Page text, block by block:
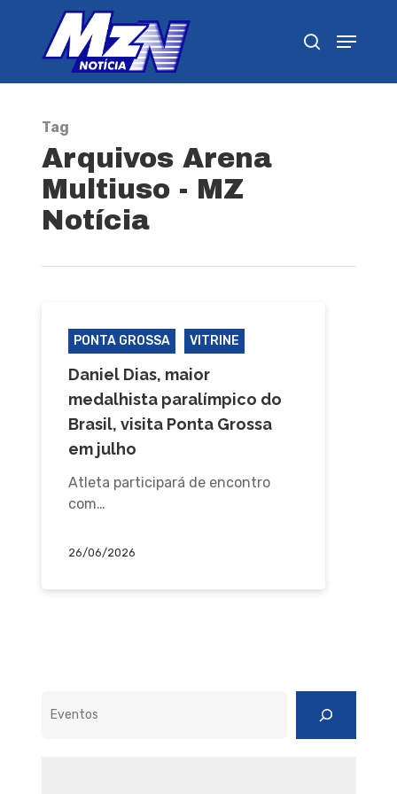
Tag
Arquivos Arena
Multiuso - MZ
Notícia
PONTA GROSSA VITRINE
Daniel Dias, maior
medalhista paralímpico do
Brasil, visita Ponta Grossa
em julho
Atleta participará de encontro
com…
26/06/2026